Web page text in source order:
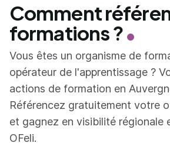
Comment
formations ?
Vous êtes un organisme de
opérateur de l'apprentissage ?
actions de formation en
Référencez gratuitement votre
et gagnez en visibilité régionale
OFeli.